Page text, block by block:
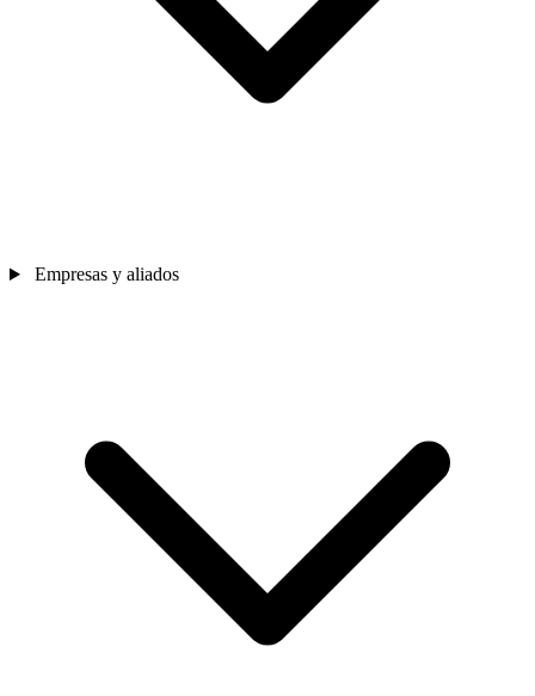
Empresas y aliados